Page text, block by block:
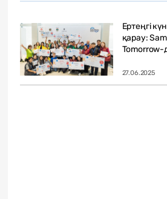
Ертеңгі
қарау:
Tomorrow-
27.06.2025